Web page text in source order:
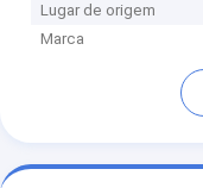
Lugar de origem
Marca